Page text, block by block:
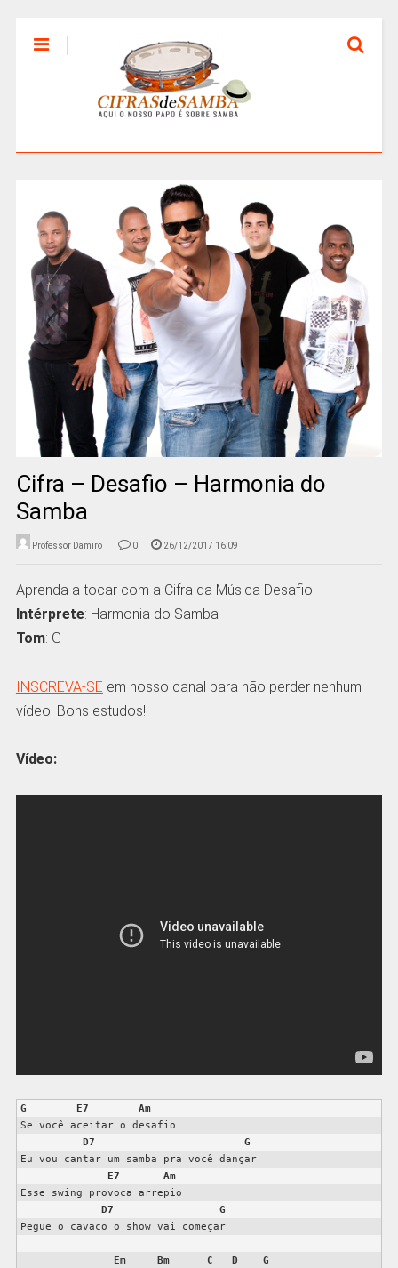
Cifra – Desafio – Harmonia do
Samba
Professor Damiro 0 26/12/2017 16:09
Aprenda a tocar com a Cifra da Música Desafio
Intérprete: Harmonia do Samba
Tom: G
INSCREVA-SE em nosso canal para não perder nenhum
vídeo. Bons estudos!
Vídeo:
G E7
Am
Se você aceitar o desafio
D7
G
Eu vou cantar um samba pra você dançar
E7
Am
Esse swing provoca arrepio
D7
G
Pegue o cavaco o show vai começar
Em Bm C D
G